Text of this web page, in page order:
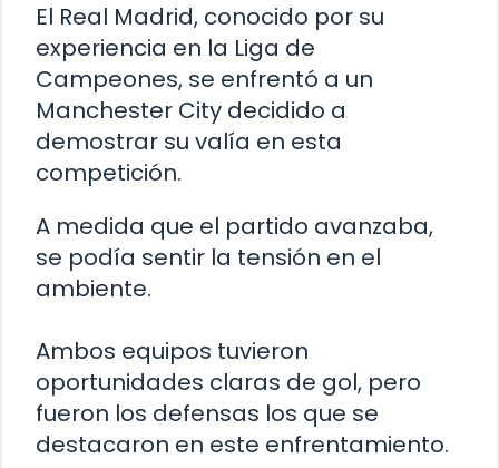
El Real Madrid, conocido por su
experiencia en la Liga de
Campeones, se enfrentó a un
Manchester City decidido a
demostrar su valía en esta
competición.
A medida que el partido avanzaba,
se podía sentir la tensión en el
ambiente.
Ambos equipos tuvieron
oportunidades claras de gol, pero
fueron los defensas los que se
destacaron en este enfrentamiento.